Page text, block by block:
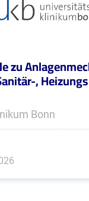
zu
,
Bonn